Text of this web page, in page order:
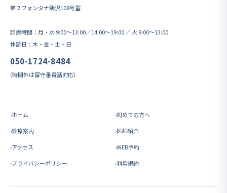
第２フォンタナ駒沢108号室
診療時間：月・水 9:00〜13:00／14:00〜19:00 ／ 火 9:00〜13:00
休診日：木・金・土・日
050-1724-8484
（時間外は留守番電話対応）
ホーム
初めての方へ
診療案内
医師紹介
アクセス
WEB予約
プライバシーポリシー
利用規約